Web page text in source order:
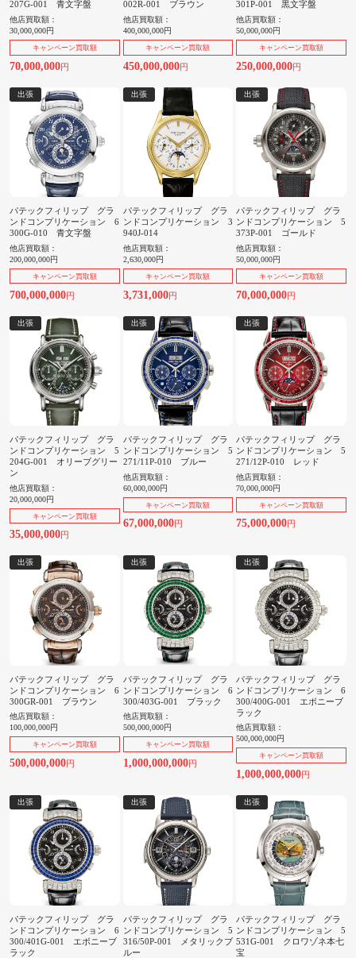
207G-001 青文字盤
他店買取額：
30,000,000円
キャンペーン買取額
70,000,000円
002R-001 ブラウン
他店買取額：
400,000,000円
キャンペーン買取額
450,000,000円
301P-001 黒文字盤
他店買取額：
50,000,000円
キャンペーン買取額
250,000,000円
出張
パテックフィリップ グラ
ンドコンプリケーション 6
300G-010 青文字盤
他店買取額：
200,000,000円
キャンペーン買取額
700,000,000円
出張
パテックフィリップ グラ
ンドコンプリケーション 3
940J-014
他店買取額：
2,630,000円
キャンペーン買取額
3,731,000円
出張
パテックフィリップ グラ
ンドコンプリケーション 5
373P-001 ゴールド
他店買取額：
50,000,000円
キャンペーン買取額
70,000,000円
出張
パテックフィリップ グラ
ンドコンプリケーション 5
204G-001 オリーブグリー
ン
他店買取額：
20,000,000円
キャンペーン買取額
35,000,000円
出張
パテックフィリップ グラ
ンドコンプリケーション 5
271/11P-010 ブルー
他店買取額：
60,000,000円
キャンペーン買取額
67,000,000円
出張
パテックフィリップ グラ
ンドコンプリケーション 5
271/12P-010 レッド
他店買取額：
70,000,000円
キャンペーン買取額
75,000,000円
出張
パテックフィリップ グラ
ンドコンプリケーション 6
300GR-001 ブラウン
他店買取額：
100,000,000円
キャンペーン買取額
500,000,000円
出張
パテックフィリップ グラ
ンドコンプリケーション 6
300/403G-001 ブラック
他店買取額：
500,000,000円
キャンペーン買取額
1,000,000,000円
出張
パテックフィリップ グラ
ンドコンプリケーション 6
300/400G-001 エボニーブ
ラック
他店買取額：
500,000,000円
キャンペーン買取額
1,000,000,000円
出張
パテックフィリップ グラ
ンドコンプリケーション 6
300/401G-001 エボニーブ
ラック
出張
パテックフィリップ グラ
ンドコンプリケーション 5
316/50P-001 メタリックブ
ルー
出張
パテックフィリップ グラ
ンドコンプリケーション 5
531G-001 クロワゾネ本七
宝